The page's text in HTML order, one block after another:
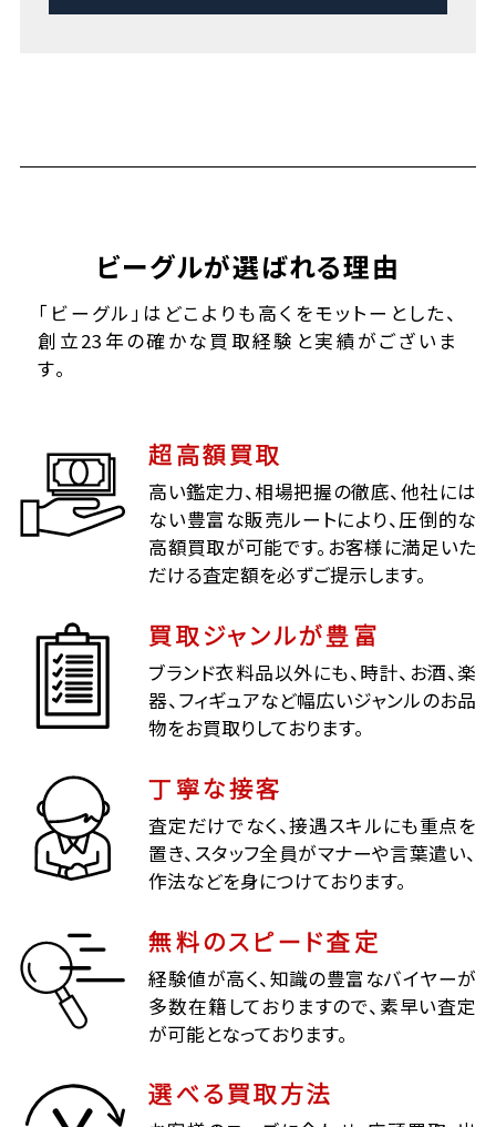
ビーグルが選ばれる理由
「ビーグル」はどこよりも高くをモットーとした、
創立23年の確かな買取経験と実績がございま
す。
超高額買取
高い鑑定力、相場把握の徹底、他社には
ない豊富な販売ルートにより、圧倒的な
高額買取が可能です。お客様に満足いた
だける査定額を必ずご提示します。
買取ジャンルが豊富
ブランド衣料品以外にも、時計、お酒、楽
器、フィギュアなど幅広いジャンルのお品
物をお買取りしております。
丁寧な接客
査定だけでなく、接遇スキルにも重点を
置き、スタッフ全員がマナーや言葉遣い、
作法などを身につけております。
無料のスピード査定
経験値が高く、知識の豊富なバイヤーが
多数在籍しておりますので、素早い査定
が可能となっております。
選べる買取方法